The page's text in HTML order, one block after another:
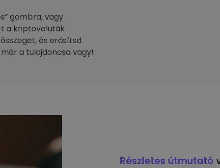
gombra, vagy
t a kriptovaluták
és erősítsd
a tulajdonosa vagy!
Részletes útmutató